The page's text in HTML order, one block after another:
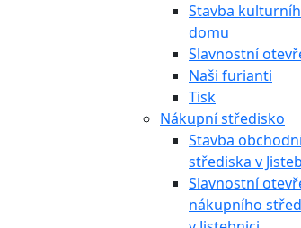
Stavba
domu
Slavnostní
Naši furianti
Tisk
Nákupní středisko
Stavba
střediska v
Slavnostní
nákupního